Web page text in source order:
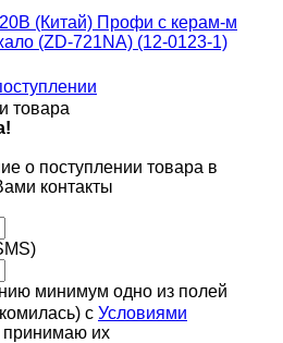
(Китай) Профи с керам-м
(ZD-721NA) (12-0123-1)
товара
о поступлении товара в
контакты
минимум одно из полей
с Условиями
принимаю их